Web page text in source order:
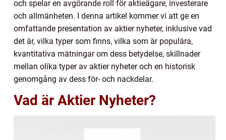
och spelar en avgörande roll för aktieägare, investerare
och allmänheten. I denna artikel kommer vi att ge en
omfattande presentation av aktier nyheter, inklusive vad
det är, vilka typer som finns, vilka som är populära,
kvantitativa mätningar om dess betydelse, skillnader
mellan olika typer av aktier nyheter och en historisk
genomgång av dess för- och nackdelar.
Vad är Aktier Nyheter?